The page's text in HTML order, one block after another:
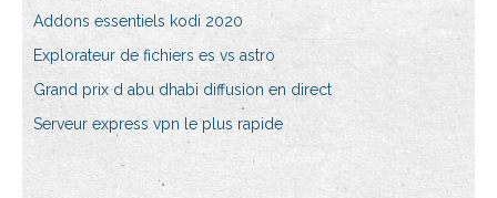
Addons essentiels kodi 2020
Explorateur de fichiers es vs astro
Grand prix d abu dhabi diffusion en direct
Serveur express vpn le plus rapide